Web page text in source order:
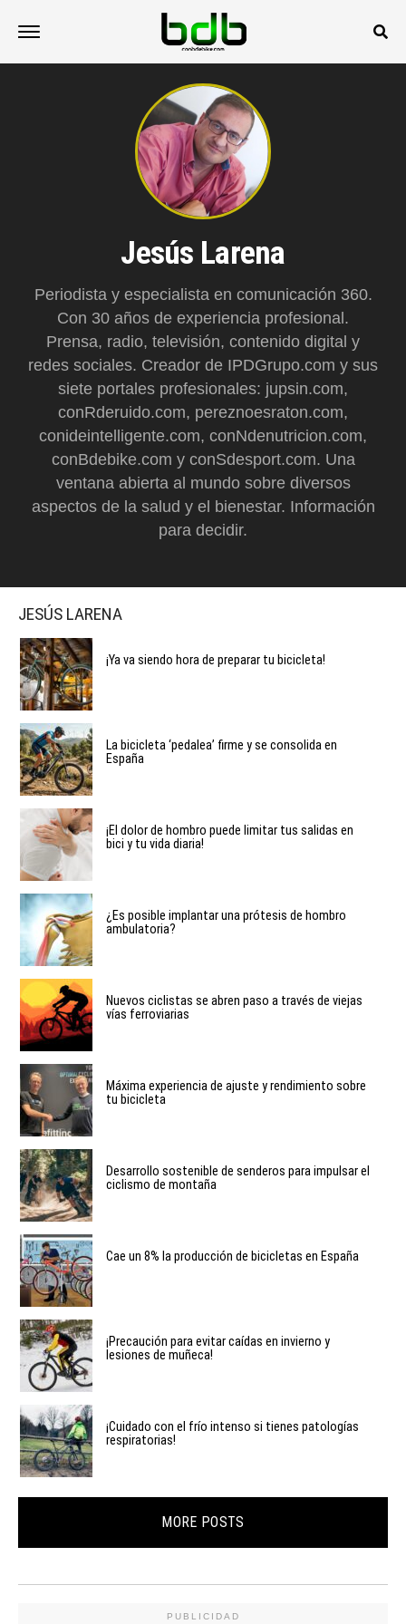
Jesús Larena
Periodista y especialista en comunicación 360.
Con 30 años de experiencia profesional.
Prensa, radio, televisión, contenido digital y
redes sociales. Creador de IPDGrupo.com y sus
siete portales profesionales: jupsin.com,
conRderuido.com, pereznoesraton.com,
conideintelligente.com, conNdenutricion.com,
conBdebike.com y conSdesport.com. Una
ventana abierta al mundo sobre diversos
aspectos de la salud y el bienestar. Información
para decidir.
JESÚS LARENA
¡Ya va siendo hora de preparar tu bicicleta!
La bicicleta ‘pedalea’ firme y se consolida en
España
¡El dolor de hombro puede limitar tus salidas en
bici y tu vida diaria!
¿Es posible implantar una prótesis de hombro
ambulatoria?
Nuevos ciclistas se abren paso a través de viejas
vías ferroviarias
Máxima experiencia de ajuste y rendimiento sobre
tu bicicleta
Desarrollo sostenible de senderos para impulsar el
ciclismo de montaña
Cae un 8% la producción de bicicletas en España
¡Precaución para evitar caídas en invierno y
lesiones de muñeca!
¡Cuidado con el frío intenso si tienes patologías
respiratorias!
MORE POSTS
PUBLICIDAD